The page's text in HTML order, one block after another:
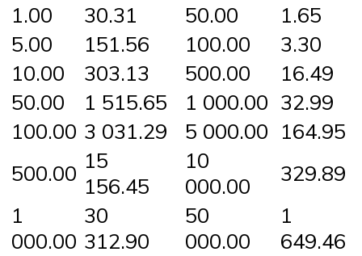
1.00
30.31
5.00
151.56
10.00
303.13
50.00
1 515.65
100.00 3 031.29
500.00 15
156.45
1
000.00
30
312.90
50.00
1.65
100.00
3.30
500.00
16.49
1 000.00 32.99
5 000.00 164.95
10
000.00
329.89
50
000.00
1
649.46